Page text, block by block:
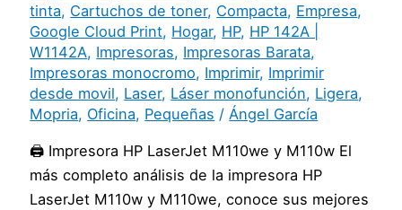
tinta, Cartuchos de toner, Compacta, Empresa,
Google Cloud Print, Hogar, HP, HP 142A |
W1142A, Impresoras, Impresoras Barata,
Impresoras monocromo, Imprimir, Imprimir
desde movil, Laser, Láser monofunción, Ligera,
Mopria, Oficina, Pequeñas / Ángel García
🖨️ Impresora HP LaserJet M110we y M110w El
más completo análisis de la impresora HP
LaserJet M110w y M110we, conoce sus mejores